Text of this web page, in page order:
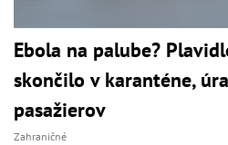
Ebola na palube?
skončilo v karanténe,
pasažierov
Zahraničné